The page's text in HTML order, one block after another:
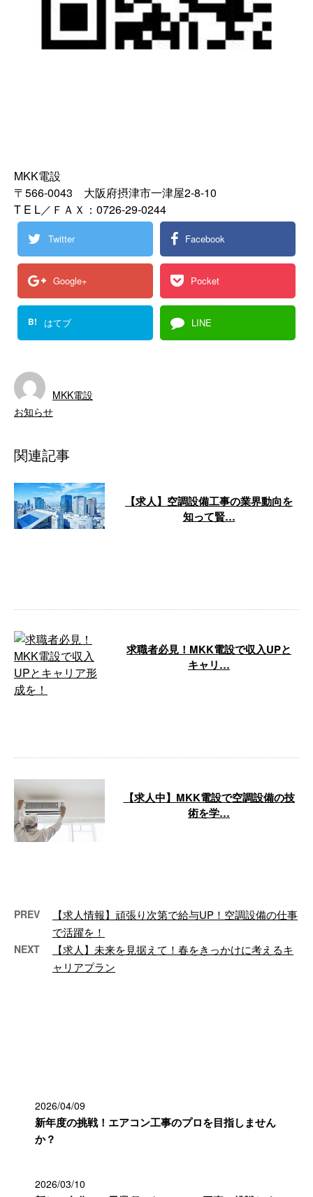
MKK電設
〒566-0043 大阪府摂津市一津屋2-8-10
T E L／ＦＡＸ：0726-29-0244
Twitter Facebook
Google+ Pocket
B! はてブ LINE
MKK電設
お知らせ
関連記事
【求人】空調設備工事の業界動向を
知って賢…
求職者必見！MKK電設で収入UPと
キャリ…
【求人中】MKK電設で空調設備の技
術を学…
PREV
【求人情報】頑張り次第で給与UP！空調設備の仕事
で活躍を！
NEXT
【求人】未来を見据えて！春をきっかけに考えるキ
ャリアプラン
2026/04/09
新年度の挑戦！エアコン工事のプロを目指しません
か？
2026/03/10